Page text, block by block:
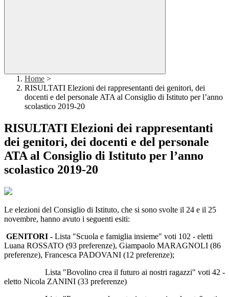
Home >
RISULTATI Elezioni dei rappresentanti dei genitori, dei
docenti e del personale ATA al Consiglio di Istituto per l’anno
scolastico 2019-20
RISULTATI Elezioni dei rappresentanti
dei genitori, dei docenti e del personale
ATA al Consiglio di Istituto per l’anno
scolastico 2019-20
Le elezioni del Consiglio di Istituto, che si sono svolte il 24 e il 25
novembre, hanno avuto i seguenti esiti:
GENITORI - Lista "Scuola e famiglia insieme" voti 102 - eletti
Luana ROSSATO (93 preferenze), Giampaolo MARAGNOLI (86
preferenze), Francesca PADOVANI (12 preferenze);
Lista "Bovolino crea il futuro ai nostri ragazzi" voti 42 -
eletto Nicola ZANINI (33 preferenze)